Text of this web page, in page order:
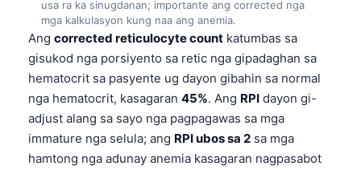
usa ra ka sinugdanan; importante ang corrected nga
mga kalkulasyon kung naa ang anemia.
Ang corrected reticulocyte count katumbas sa
gisukod nga porsiyento sa retic nga gipadaghan sa
hematocrit sa pasyente ug dayon gibahin sa normal
nga hematocrit, kasagaran 45%. Ang RPI dayon gi-
adjust alang sa sayo nga pagpagawas sa mga
immature nga selula; ang RPI ubos sa 2 sa mga
hamtong nga adunay anemia kasagaran nagpasabot